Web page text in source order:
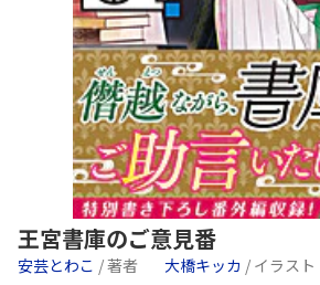
王宮書庫のご意見番
安芸とわこ / 著者 大橋キッカ / イラスト